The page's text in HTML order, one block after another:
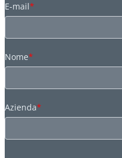
E-mail*
Nome*
Azienda*